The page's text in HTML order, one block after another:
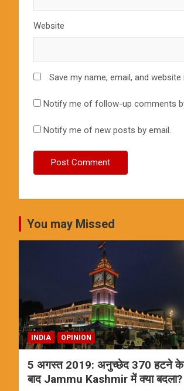
Website
Save my name, email, and
Notify me of follow-up comments
Notify me of new posts by email.
You may Missed
INDIA OPINION
5 अगस्त 2019: अनुच्छेद 370 हटने के
बाद Jammu Kashmir में क्या बदला?